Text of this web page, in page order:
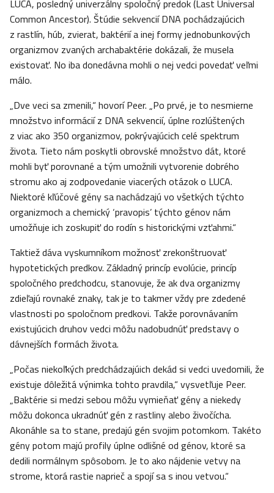
LUCA, posledný univerzálny spoločný predok (Last Universal
Common Ancestor). Štúdie sekvencií DNA pochádzajúcich
z rastlín, húb, zvierat, baktérií a inej formy jednobunkových
organizmov zvaných archabaktérie dokázali, že musela
existovať. No iba donedávna mohli o nej vedci povedať veľmi
málo.
„Dve veci sa zmenili,“ hovorí Peer. „Po prvé, je to nesmierne
množstvo informácií z DNA sekvencií, úplne rozlúštených
z viac ako 350 organizmov, pokrývajúcich celé spektrum
života. Tieto nám poskytli obrovské množstvo dát, ktoré
mohli byť porovnané a tým umožnili vytvorenie dobrého
stromu ako aj zodpovedanie viacerých otázok o LUCA.
Niektoré kľúčové gény sa nachádzajú vo všetkých týchto
organizmoch a chemický ‘pravopis’ týchto génov nám
umožňuje ich zoskupiť do rodín s historickými vzťahmi.“
Taktiež dáva vyskumníkom možnosť zrekonštruovať
hypotetických predkov. Základný princíp evolúcie, princíp
spoločného predchodcu, stanovuje, že ak dva organizmy
zdieľajú rovnaké znaky, tak je to takmer vždy pre zdedené
vlastnosti po spoločnom predkovi. Takže porovnávaním
existujúcich druhov vedci môžu nadobudnúť predstavy o
dávnejších formách života.
„Počas niekoľkých predchádzajúich dekád si vedci uvedomili, že
existuje dôležitá výnimka tohto pravdila,“ vysvetľuje Peer.
„Baktérie si medzi sebou môžu vymieňať gény a niekedy
môžu dokonca ukradnúť gén z rastliny alebo živočícha.
Akonáhle sa to stane, predajú gén svojim potomkom. Takéto
gény potom majú profily úplne odlišné od génov, ktoré sa
dedili normálnym spôsobom. Je to ako nájdenie vetvy na
strome, ktorá rastie naprieč a spojí sa s inou vetvou.“